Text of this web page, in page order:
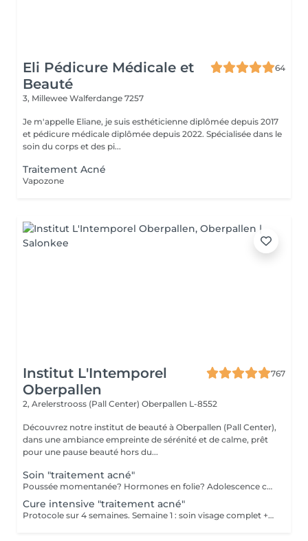
Eli Pédicure Médicale et
Beauté
64
3, Millewee Walferdange 7257
Je m'appelle Eliane, je suis esthéticienne diplômée depuis 2017
et pédicure médicale diplômée depuis 2022. Spécialisée dans le
soin du corps et des pi...
Traitement Acné
Vapozone
Institut L'Intemporel
Oberpallen
767
2, Arelerstrooss (Pall Center) Oberpallen L-8552
Découvrez notre institut de beauté à Oberpallen (Pall Center),
dans une ambiance empreinte de sérénité et de calme, prêt
pour une pause beauté hors du...
Soin "traitement acné"
Poussée momentanée? Hormones en folie? Adolescence compliquée? Ce soin est pour vous. Le soin visage complet comprend un nettoyage en profondeur de la peau avec vapeur et extraction des comédons, un léger massage suivi de 20' de traitement LED et un masque apaisant ou purifiant. Le soin flash est conseillé en entretien suite à un soin complet, entre 2 soins par exemple ou si acné plus tenace, il comprend un nettoyage du visage, un léger massage et le traitement LED 20'. Pourquoi la LED? La puissance de la lumière LED bleue agit rapidement et efficacement pour éliminer l'acné, les imperfections et l'inflammation existantes, sans dessécher la peau. Elle régule également la production de sébum pour prévenir de futures éruptions cutanées, laissant votre peau claire, saine et lisse.
Cure intensive "traitement acné"
Protocole sur 4 semaines. Semaine 1 : soin visage complet + un soin flash (espacé de 2 jours minimum) Semaine 2 / 3 et 4 : 2 soins flash (espacé de 2 jours minimum) Descriptif complet : voir "Soin traitement acné"